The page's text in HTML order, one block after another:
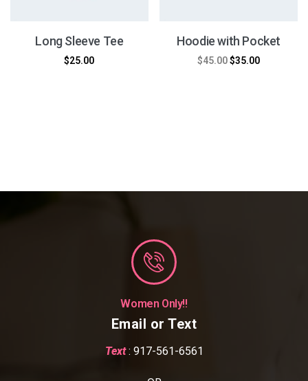
Long Sleeve Tee
$25.00
Hoodie with Pocket
$45.00$35.00
Women Only!!
Email or Text
Text: 917-561-6561